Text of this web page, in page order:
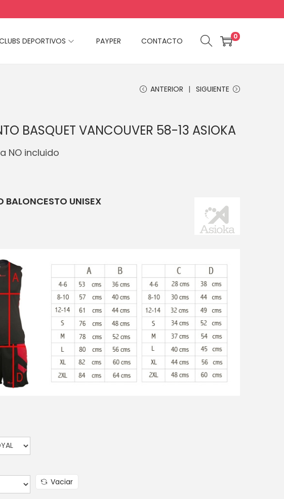
DEPORTIVOS PAYPER CONTACTO 0
ANTERIOR SIGUIENTE
BASQUET VANCOUVER 58-13 ASIOKA
NO incluido
BALONCESTO UNISEX
Vaciar